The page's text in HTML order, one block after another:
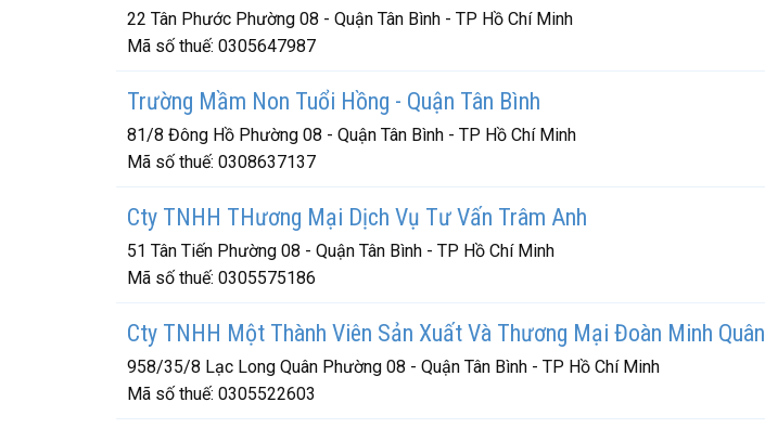
22 Tân Phước Phường 08 - Quận Tân Bình - TP Hồ Chí Minh
Mã số thuế: 0305647987
Trường Mầm Non Tuổi Hồng - Quận Tân Bình
81/8 Đông Hồ Phường 08 - Quận Tân Bình - TP Hồ Chí Minh
Mã số thuế: 0308637137
Cty TNHH THương Mại Dịch Vụ Tư Vấn Trâm Anh
51 Tân Tiến Phường 08 - Quận Tân Bình - TP Hồ Chí Minh
Mã số thuế: 0305575186
Cty TNHH Một Thành Viên Sản Xuất Và Thương Mại Đoàn Minh Quân
958/35/8 Lạc Long Quân Phường 08 - Quận Tân Bình - TP Hồ Chí Minh
Mã số thuế: 0305522603